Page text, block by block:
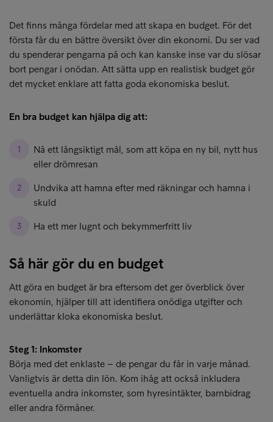
Det finns många fördelar med att skapa en budget. För det
första får du en bättre översikt över din ekonomi. Du ser vad
du spenderar pengarna på och kan kanske inse var du slösar
bort pengar i onödan. Att sätta upp en realistisk budget gör
det mycket enklare att fatta goda ekonomiska beslut.
En bra budget kan hjälpa dig att:
Nå ett långsiktigt mål, som att köpa en ny bil, nytt hus
eller drömresan
Undvika att hamna efter med räkningar och hamna i
skuld
Ha ett mer lugnt och bekymmerfritt liv
Så här gör du en budget
Att göra en budget är bra eftersom det ger överblick över
ekonomin, hjälper till att identifiera onödiga utgifter och
underlättar kloka ekonomiska beslut.
Steg 1: Inkomster
Börja med det enklaste – de pengar du får in varje månad.
Vanligtvis är detta din lön. Kom ihåg att också inkludera
eventuella andra inkomster, som hyresintäkter, barnbidrag
eller andra förmåner.